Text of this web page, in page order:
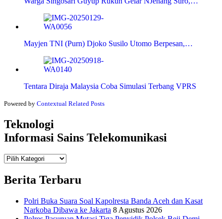
Mayjen TNI (Purn) Djoko Susilo Utomo Berpesan,…
Tentara Diraja Malaysia Coba Simulasi Terbang VPRS
Powered by Contextual Related Posts
Teknologi
Informasi Sains Telekomunikasi
Teknologi
Berita Terbaru
Polri Buka Suara Soal Kapolresta Banda Aceh dan Kasat
Narkoba Dibawa ke Jakarta 8 Agustus 2026